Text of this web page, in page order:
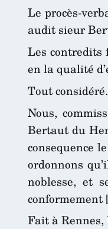
Le procès-
audit sieur
Les
en la qualité
Tout considéré.
Nous,
Bertaut du
consequence
ordonnons
noblesse, et
conformement
Fait à